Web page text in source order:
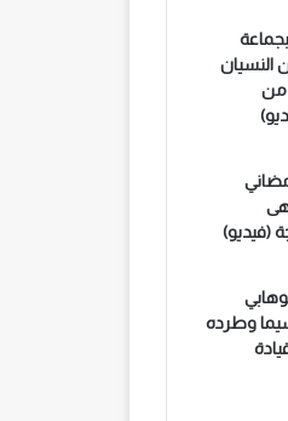
النسيان
من
وطرده